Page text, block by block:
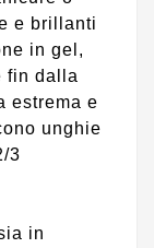
e brillanti
in gel,
fin dalla
estrema e
unghie
3
in